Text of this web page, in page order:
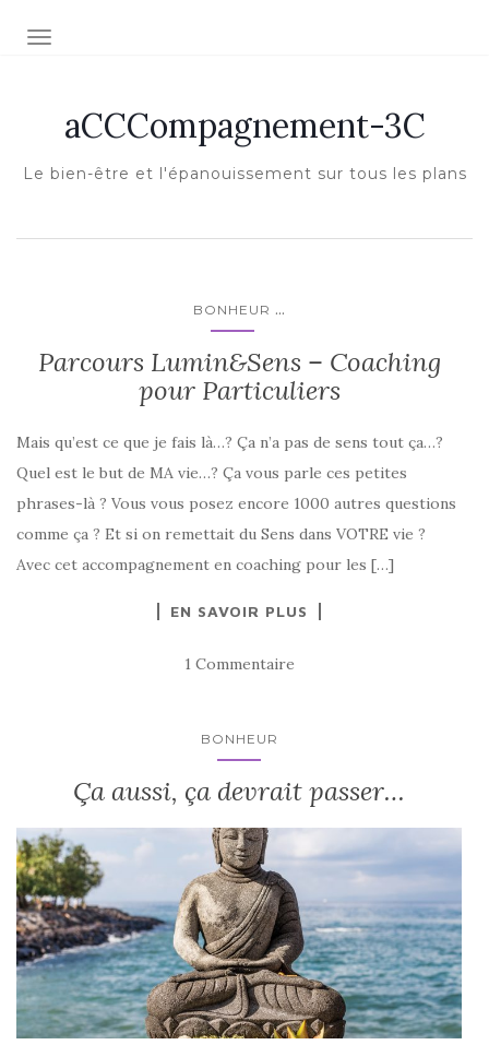
Afficher/masquer la navigation
aCCCompagnement-3C
Le bien-être et l'épanouissement sur tous les plans
BONHEUR ...
Parcours Lumin&Sens – Coaching
pour Particuliers
Mais qu’est ce que je fais là…? Ça n’a pas de sens tout ça…?
Quel est le but de MA vie…? Ça vous parle ces petites
phrases-là ? Vous vous posez encore 1000 autres questions
comme ça ? Et si on remettait du Sens dans VOTRE vie ?
Avec cet accompagnement en coaching pour les […]
EN SAVOIR PLUS
1 Commentaire
BONHEUR
Ça aussi, ça devrait passer…